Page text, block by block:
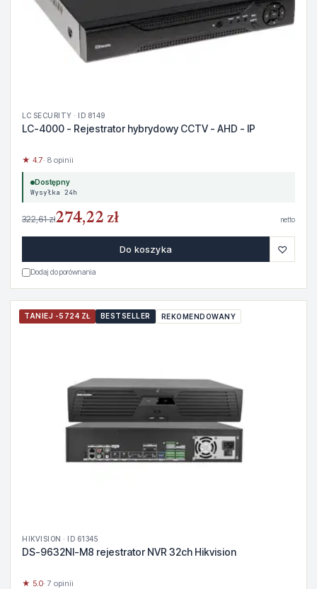
LC SECURITY · ID 8149
LC-4000 - Rejestrator hybrydowy CCTV - AHD - IP
★ 4.7· 8 opinii
Dostępny
Wysyłka 24h
322,61 zł274,22 zł netto
Do koszyka ♡
Dodaj do porównania
TANIEJ -5724 ZŁ BESTSELLER REKOMENDOWANY
HIKVISION · ID 61345
DS-9632NI-M8 rejestrator NVR 32ch Hikvision
★ 5.0· 7 opinii